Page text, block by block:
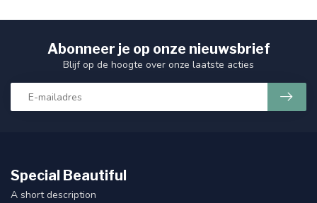
Abonneer je op onze nieuwsbrief
Blijf op de hoogte over onze laatste acties
Special Beautiful
A short description